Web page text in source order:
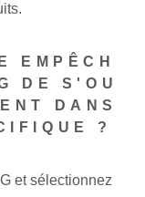
EMPÊCH
DE S'OU
DANS
?
et sélectionnez